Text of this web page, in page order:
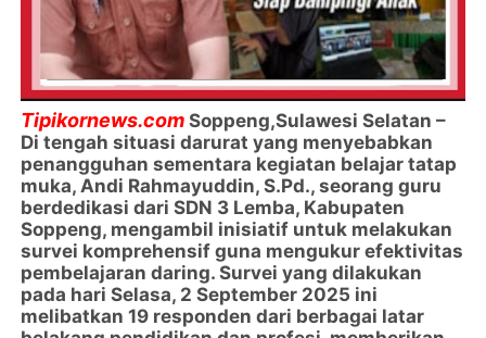
Tipikornews.comSoppeng,Sulawesi Selatan –
Di tengah situasi darurat yang menyebabkan
penangguhan sementara kegiatan belajar tatap
muka, Andi Rahmayuddin, S.Pd., seorang guru
berdedikasi dari SDN 3 Lemba, Kabupaten
Soppeng, mengambil inisiatif untuk melakukan
survei komprehensif guna mengukur efektivitas
pembelajaran daring. Survei yang dilakukan
pada hari Selasa, 2 September 2025 ini
melibatkan 19 responden dari berbagai latar